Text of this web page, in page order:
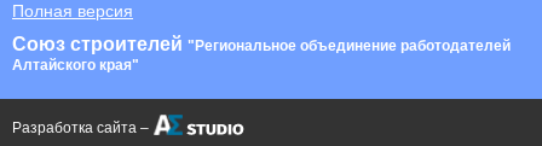
Полная версия
Союз строителей "Региональное объединение работодателей
Алтайского края"
Разработка сайта –